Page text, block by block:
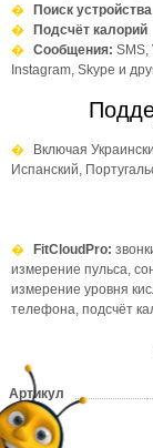
Поиск устройства
Подсчёт калорий
Сообщения: SMS,
Instagram, Skype и
Включая
Испанский,
FitCloudPro:
измерение пульса,
измерение уровня
телефона, подсчёт
Артикул